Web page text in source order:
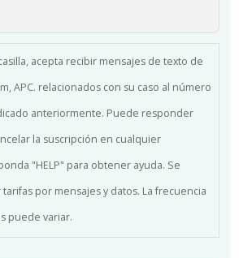
acepta recibir mensajes de texto de
APC. relacionados con su caso al número
anteriormente. Puede responder
la suscripción en cualquier
"HELP" para obtener ayuda. Se
por mensajes y datos. La frecuencia
puede variar.